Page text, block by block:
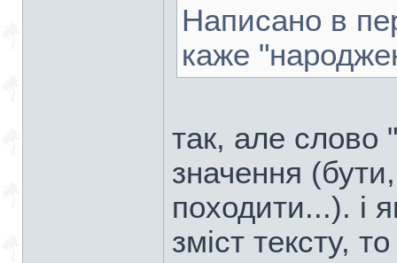
Написано в
каже
так, але слово
значення
походити...). і
зміст тексту,